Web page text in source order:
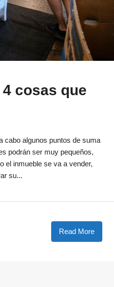
cosas que
cabo algunos puntos de suma
podrán ser muy pequeños,
el inmueble se va a vender,
su...
Read More